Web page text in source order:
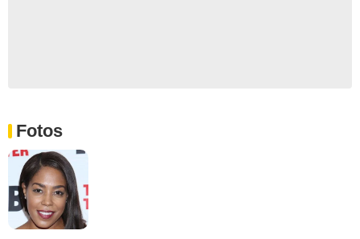
Fotos